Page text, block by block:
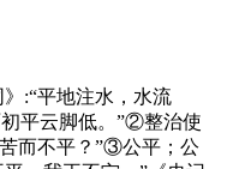
:“平地注水，水流
平云脚低。”②整治使
而不平？”③公平；公